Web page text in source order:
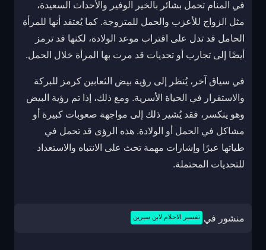
في المنام تحمل بشائر بالخير الوفير والأحداث السعيدة،
مثل الزواج للأعزب والحمل للمتزوجة. كما يُعتقد أنها للمرأة
الحامل قد تدل على اقتراب موعد الولادة، لكنها قد ترمز
أيضًا إلى تجارب أو تحديات قد مرت بها المرأة خلال الحمل.
في سياق آخر، يُنظر إلى رؤية بيض الثعابين كرمز للبركة
والاستقرار في الحياة الأسرية. ومع ذلك، إذا تم رؤية البيض
وهو ينكسر، فقد يُشير ذلك إلى مواجهة صعوبات كبيرة أو
مشاكل في الحمل أو الولادة. هذه الرؤى قد تحمل في
طياتها عبرًا وإشارات مهمة تحث على الانتباه والاستعداد
للتحديات المحتملة.
منشور في تفسير الاحلام لابن سيرين